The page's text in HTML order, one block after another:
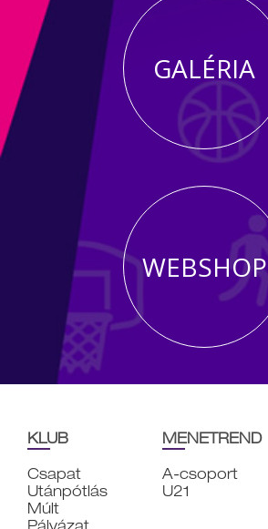
GALÉRIA
WEBSHOP
KLUB
Csapat
Utánpótlás
Múlt
MENETREND
A-csoport
U21